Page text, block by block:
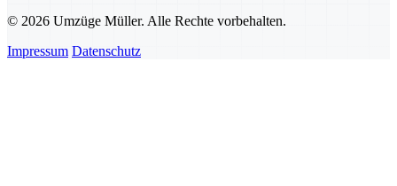
© 2026 Umzüge Müller. Alle Rechte vorbehalten.
Impressum Datenschutz